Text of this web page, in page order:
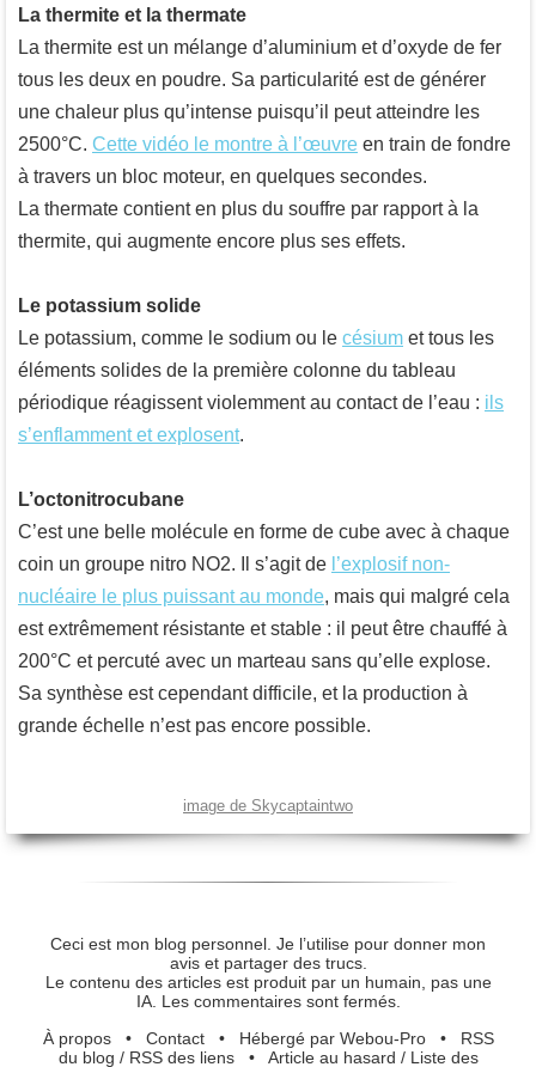
La thermite et la thermate
La thermite est un mélange d’aluminium et d’oxyde de fer
tous les deux en poudre. Sa particularité est de générer
une chaleur plus qu’intense puisqu’il peut atteindre les
2500°C. Cette vidéo le montre à l’œuvre en train de fondre
à travers un bloc moteur, en quelques secondes.
La thermate contient en plus du souffre par rapport à la
thermite, qui augmente encore plus ses effets.
Le potassium solide
Le potassium, comme le sodium ou le césium et tous les
éléments solides de la première colonne du tableau
périodique réagissent violemment au contact de l’eau : ils
s’enflamment et explosent.
L’octonitrocubane
C’est une belle molécule en forme de cube avec à chaque
coin un groupe nitro NO2. Il s’agit de l’explosif non-
nucléaire le plus puissant au monde, mais qui malgré cela
est extrêmement résistante et stable : il peut être chauffé à
200°C et percuté avec un marteau sans qu’elle explose.
Sa synthèse est cependant difficile, et la production à
grande échelle n’est pas encore possible.
image de Skycaptaintwo
Ceci est mon blog personnel. Je l’utilise pour donner mon
avis et partager des trucs.
Le contenu des articles est produit par un humain, pas une
IA. Les commentaires sont fermés.
À propos• Contact• Hébergé par Webou-Pro• RSS
du blog / RSS des liens• Article au hasard / Liste des